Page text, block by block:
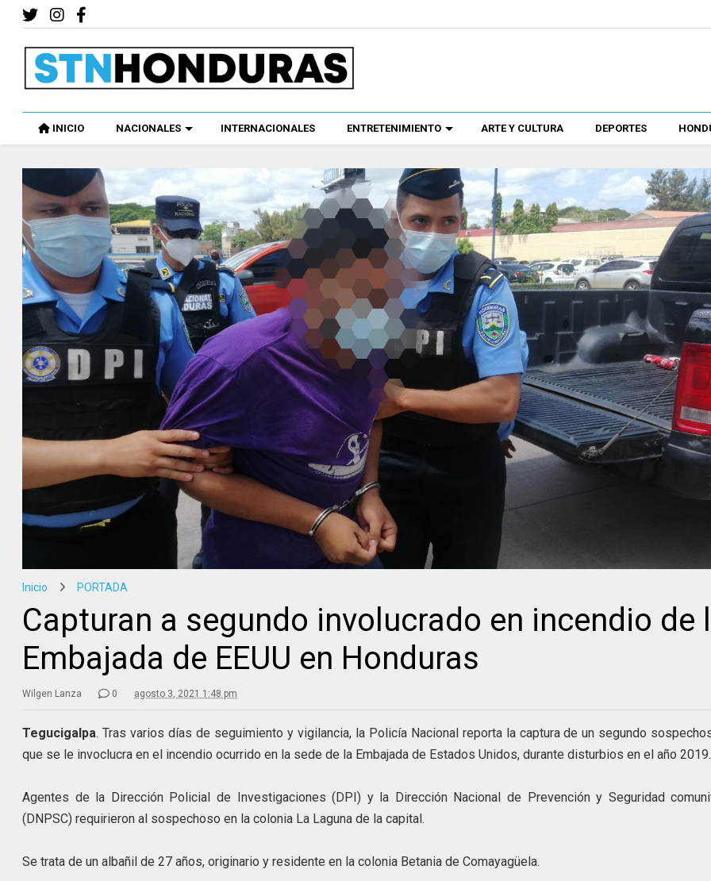
INICIO NACIONALES INTERNACIONALES ENTRETENIMIENTO ARTE Y CULTURA DEPORTES
Inicio PORTADA
Capturan a segundo involucrado en incendio de
Embajada de EEUU en Honduras
Wilgen Lanza 0 agosto 3, 2021 1:48 pm
Tegucigalpa. Tras varios días de seguimiento y vigilancia, la Policía Nacional reporta la captura de un segundo
que se le invoclucra en el incendio ocurrido en la sede de la Embajada de Estados Unidos, durante disturbios en el año 2019.
Agentes de la Dirección Policial de Investigaciones (DPI) y la Dirección Nacional de Prevención y Seguridad
(DNPSC) requirieron al sospechoso en la colonia La Laguna de la capital.
Se trata de un albañil de 27 años, originario y residente en la colonia Betania de Comayagüela.